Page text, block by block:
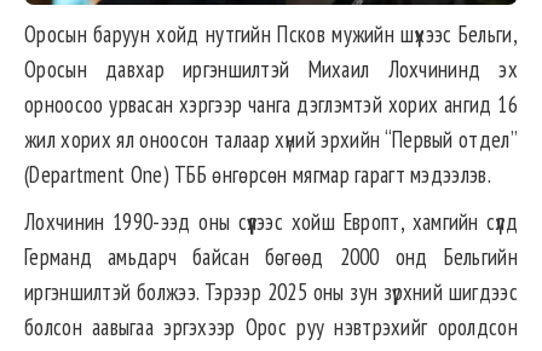
Оросын баруун хойд нутгийн Псков мужийн шүүхээс Бельги,
Оросын давхар иргэншилтэй Михаил Лохчининд эх
орноосоо урвасан хэргээр чанга дэглэмтэй хорих ангид 16
жил хорих ял оноосон талаар хүний эрхийн “Первый отдел”
(Department One) ТББ өнгөрсөн мягмар гарагт мэдээлэв.
Лохчинин 1990-ээд оны сүүлээс хойш Европт, хамгийн сүүлд
Германд амьдарч байсан бөгөөд 2000 онд Бельгийн
иргэншилтэй болжээ. Тэрээр 2025 оны зун зүрхний шигдээс
болсон аавыгаа эргэхээр Орос руу нэвтрэхийг оролдсон